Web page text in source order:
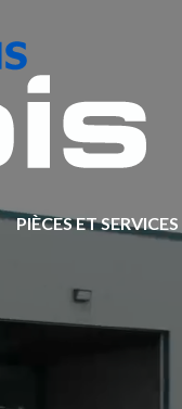
PIÈCES ET SERVICES